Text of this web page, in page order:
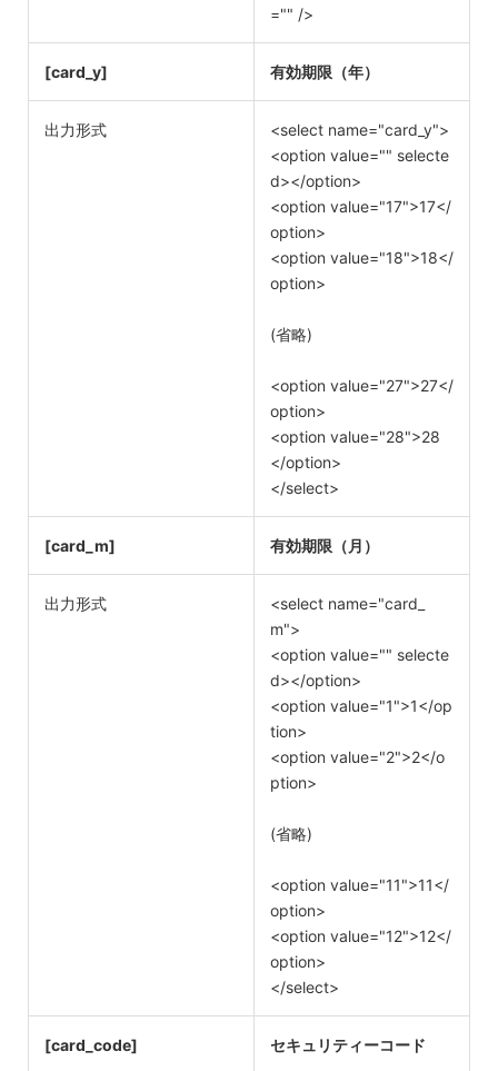
="" />
[card_y] 有効期限（年）
出力形式
<select name="card_y">
<option value="" selecte
d></option>
<option value="17">17</
option>
<option value="18">18</
option>
(省略)
<option value="27">27</
option>
<option value="28">28
</option>
</select>
[card_m] 有効期限（月）
出力形式
<select name="card_
m">
<option value="" selecte
d></option>
<option value="1">1</op
tion>
<option value="2">2</o
ption>
(省略)
<option value="11">11</
option>
<option value="12">12</
option>
</select>
[card_code] セキュリティーコード